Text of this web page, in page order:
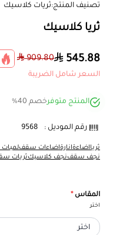
تصنيف المنتج:ثريات كلاسيك
ثريا كلاسيك
545.88
909.80
السعر شامل الضريبة
المنتج متوفرخصم 40%
رقم الموديل : 9568
ثريااضاءةانارةاضاءات سقف
نجف سقفنجف كلاسيكثريات
المقاس *
اختر